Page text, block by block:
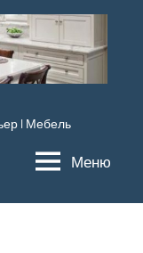
l Мебель
Меню